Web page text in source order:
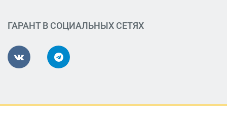
ГАРАНТ В СОЦИАЛЬНЫХ СЕТЯХ